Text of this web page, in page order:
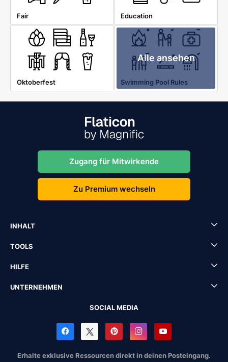
Fair Education
Oktoberfest
Alle ansehen
Swimming Pool Rules
Zugang für Mitwirkende
Zu Premium wechseln
INHALT
TOOLS
HILFE
UNTERNEHMEN
SOCIAL MEDIA
Erhalte exklusive Ressourcen direkt in deinen Posteingang.